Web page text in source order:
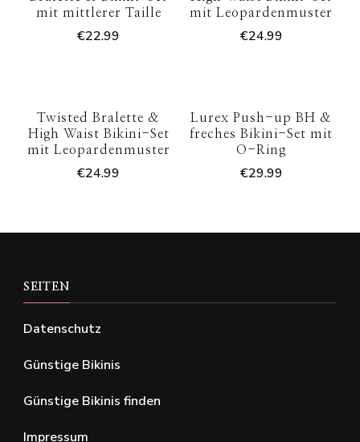
mit mittlerer Taille
€22.99
mit Leopardenmuster
€24.99
Twisted Bralette &
High Waist Bikini-Set
mit Leopardenmuster
€24.99
Lurex Push-up BH &
freches Bikini-Set mit
O-Ring
€29.99
SEITEN
Datenschutz
Günstige Bikinis
Günstige Bikinis finden
Impressum